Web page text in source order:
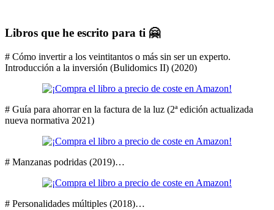
Libros que he escrito para ti 🤗
# Cómo invertir a los veintitantos o más sin ser un experto.
Introducción a la inversión (Bulidomics II) (2020)
# Guía para ahorrar en la factura de la luz (2ª edición actualizada
nueva normativa 2021)
# Manzanas podridas (2019)…
# Personalidades múltiples (2018)…